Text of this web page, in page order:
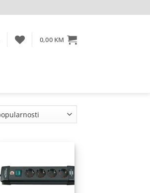
0,00 KM
Dodaj
na
listu